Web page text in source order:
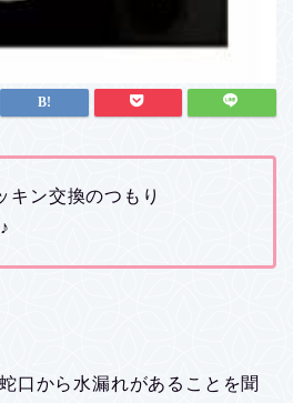
キン交換のつもり
口から水漏れがあることを聞